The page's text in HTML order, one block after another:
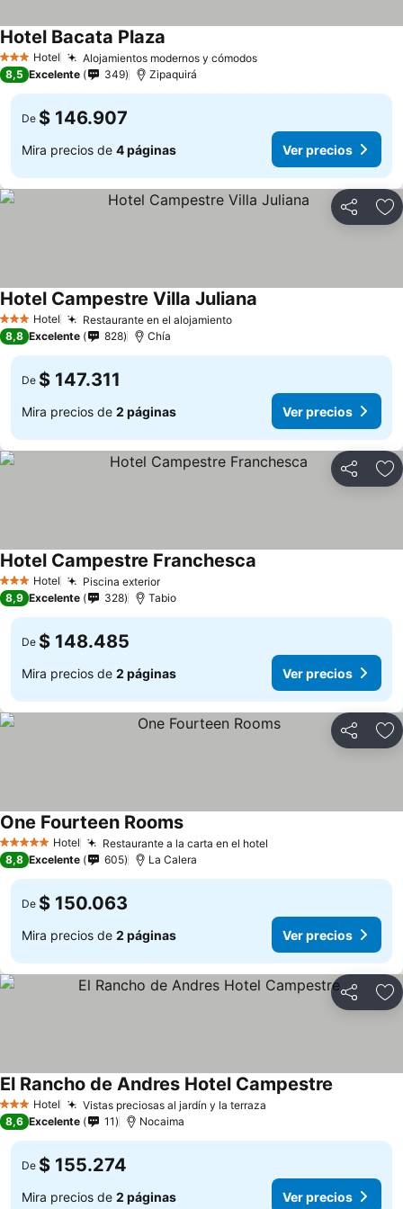
3 Estrellas
Hotel Alojamientos modernos y cómodos
Hotel Bacata Plaza
8,5 Excelente 349 Zipaquirá
De $ 146.907
Mira precios de 4 páginas Ver precios
Compartir
3 Estrellas
Hotel Restaurante en el alojamiento
Hotel Campestre Villa Juliana
8,8 Excelente 828 Chía
De $ 147.311
Mira precios de 2 páginas Ver precios
Compartir
3 Estrellas
Hotel Piscina exterior
Hotel Campestre Franchesca
8,9 Excelente 328 Tabio
De $ 148.485
Mira precios de 2 páginas Ver precios
Compartir
5 Estrellas Hotel Restaurante a la carta en el hotel
One Fourteen Rooms
8,8 Excelente 605 La Calera
De $ 150.063
Mira precios de 2 páginas Ver precios
Compartir
3 Estrellas
Hotel Vistas preciosas al jardín y la terraza
El Rancho de Andres Hotel Campestre
8,6 Excelente 11 Nocaima
De $ 155.274
Mira precios de 2 páginas Ver precios